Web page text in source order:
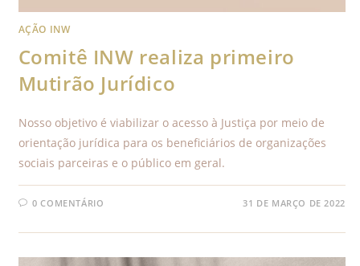
AÇÃO INW
Comitê INW realiza primeiro
Mutirão Jurídico
Nosso objetivo é viabilizar o acesso à Justiça por meio de
orientação jurídica para os beneficiários de organizações
sociais parceiras e o público em geral.
0 COMENTÁRIO 31 DE MARÇO DE 2022